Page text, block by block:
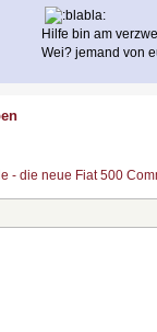
Hilfe bin am
Wei? jemand von
- die neue Fiat 500